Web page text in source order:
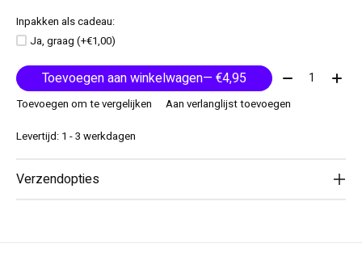
Inpakken als cadeau:
Ja, graag (+€1,00)
Toevoegen aan winkelwagen — €4,95 Aantal:
Toevoegen om te vergelijken
Aan verlanglijst toevoegen
Levertijd: 1 - 3 werkdagen
Verzendopties